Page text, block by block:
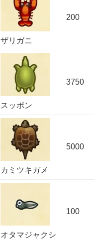
ザリガニ
200
スッポン
3750
カミツキガメ
5000
オタマジャクシ
100